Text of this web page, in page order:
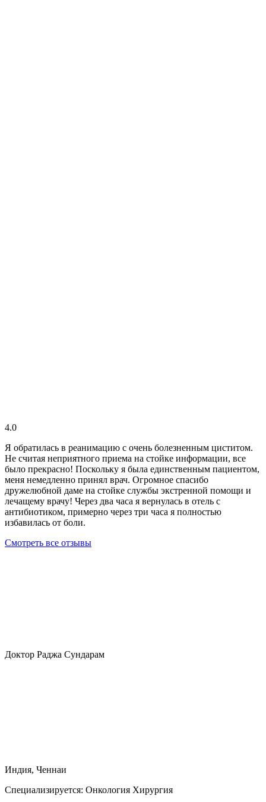
4.0
Я обратилась в реанимацию с очень болезненным циститом.
Не считая неприятного приема на стойке информации, все
было прекрасно! Поскольку я была единственным пациентом,
меня немедленно принял врач. Огромное спасибо
дружелюбной даме на стойке службы экстренной помощи и
лечащему врачу! Через два часа я вернулась в отель с
антибиотиком, примерно через три часа я полностью
избавилась от боли.
Смотреть все отзывы
Доктор Раджа Сундарам
Индия, Ченнаи
Специализируется: Онкология Хирургия